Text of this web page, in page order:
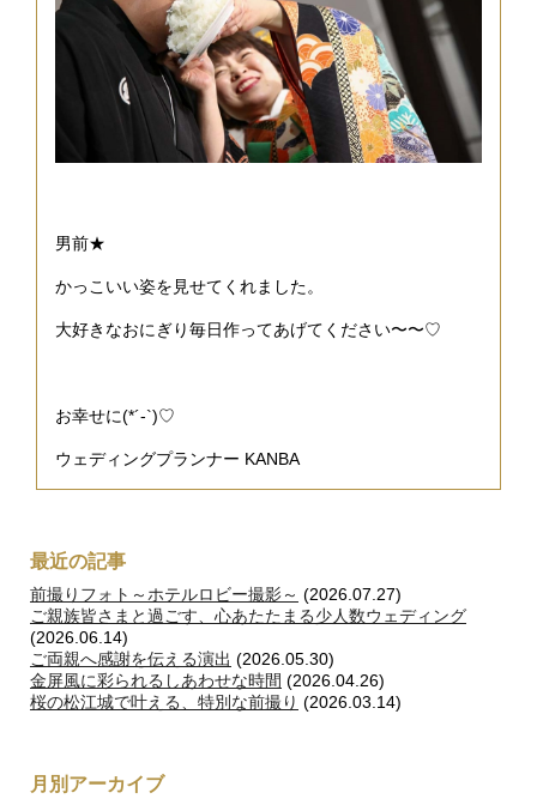
男前★
かっこいい姿を見せてくれました。
大好きなおにぎり毎日作ってあげてください〜〜♡
お幸せに(*´-`)♡
ウェディングプランナー KANBA
最近の記事
前撮りフォト～ホテルロビー撮影～ (2026.07.27)
ご親族皆さまと過ごす、心あたたまる少人数ウェディング
(2026.06.14)
ご両親へ感謝を伝える演出 (2026.05.30)
金屏風に彩られるしあわせな時間 (2026.04.26)
桜の松江城で叶える、特別な前撮り (2026.03.14)
月別アーカイブ